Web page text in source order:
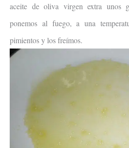
aceite de oliva virgen extra unos
ponemos al fuego, a una
pimientos y los freímos.